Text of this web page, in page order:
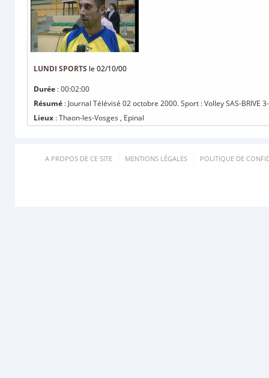
LUNDI SPORTS le 02/10/00
Durée : 00:02:00
Résumé : Journal Télévisé 02 octobre 2000. Sport : Volley SAS-BRIVE
Lieux : Thaon-les-Vosges , Epinal
A PROPOS DE CE SITE MENTIONS LÉGALES POLITIQUE DE